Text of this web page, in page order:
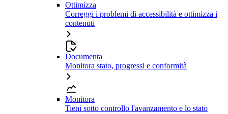
Ottimizza
Correggi i problemi di accessibilità e ottimizza i
contenuti
Documenta
Monitora stato, progressi e conformità
Monitora
Tieni sotto controllo l'avanzamento e lo stato